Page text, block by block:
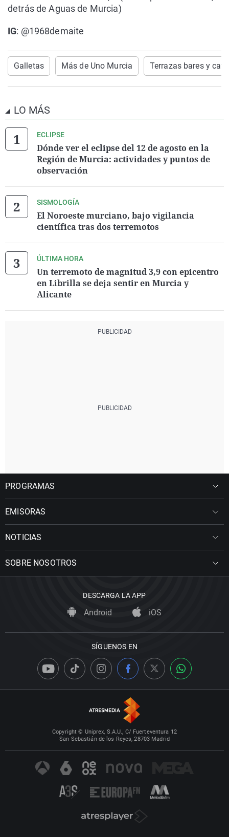
detrás de Aguas de Murcia)
IG: @1968demaite
Galletas Más de Uno Murcia Terrazas bares y
LO MÁS
ECLIPSE
Dónde ver el eclipse del 12 de agosto en la
Región de Murcia: actividades y puntos de
observación
SISMOLOGÍA
El Noroeste murciano, bajo vigilancia
científica tras dos terremotos
ÚLTIMA HORA
Un terremoto de magnitud 3,9 con epicentro
en Librilla se deja sentir en Murcia y
Alicante
PROGRAMAS
EMISORAS
NOTICIAS
SOBRE NOSOTROS
DESCARGA LA APP
Android iOS
SÍGUENOS EN
Copyright © Uniprex, S.A.U., C/ Fuerteventura 12
San Sebastián de los Reyes, 28703 Madrid